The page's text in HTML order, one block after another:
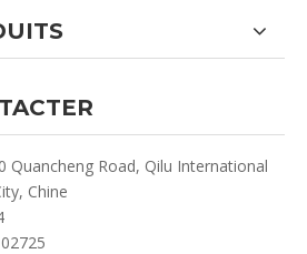
Quancheng Road, Qilu International
Chine